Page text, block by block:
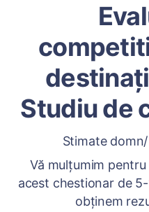
Studiu de
Stimate
Vă mulțumim
acest chestionar de
obținem